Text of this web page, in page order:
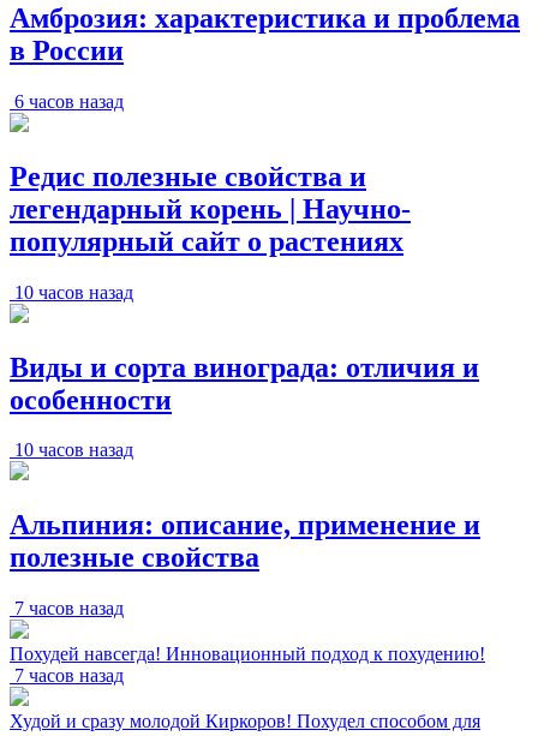
Амброзия: характеристика и проблема
в России
6 часов назад
Редис полезные свойства и
легендарный корень | Научно-
популярный сайт о растениях
10 часов назад
Виды и сорта винограда: отличия и
особенности
10 часов назад
Альпиния: описание, применение и
полезные свойства
7 часов назад
Похудей навсегда! Инновационный подход к похудению!
7 часов назад
Худой и сразу молодой Киркоров! Похудел способом для